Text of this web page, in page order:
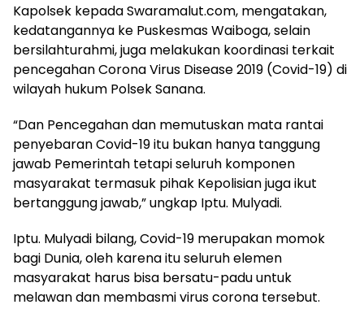
Kapolsek kepada Swaramalut.com, mengatakan,
kedatangannya ke Puskesmas Waiboga, selain
bersilahturahmi, juga melakukan koordinasi terkait
pencegahan Corona Virus Disease 2019 (Covid-19) di
wilayah hukum Polsek Sanana.
“Dan Pencegahan dan memutuskan mata rantai
penyebaran Covid-19 itu bukan hanya tanggung
jawab Pemerintah tetapi seluruh komponen
masyarakat termasuk pihak Kepolisian juga ikut
bertanggung jawab,” ungkap Iptu. Mulyadi.
Iptu. Mulyadi bilang, Covid-19 merupakan momok
bagi Dunia, oleh karena itu seluruh elemen
masyarakat harus bisa bersatu-padu untuk
melawan dan membasmi virus corona tersebut.